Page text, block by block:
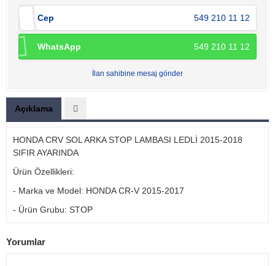
Cep 549 210 11 12
WhatsApp 549 210 11 12
İlan sahibine mesaj gönder
Açıklama
HONDA CRV SOL ARKA STOP LAMBASI LEDLİ 2015-2018
SIFIR AYARINDA
Ürün Özellikleri:
- Marka ve Model: HONDA CR-V 2015-2017
- Ürün Grubu: STOP
Yorumlar